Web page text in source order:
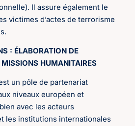
Il assure également le
victimes d’actes de terrorisme
: ÉLABORATION DE
HUMANITAIRES
un pôle de partenariat
niveaux européen et
avec les acteurs
les institutions internationales